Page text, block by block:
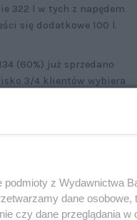
322 l w tych z napędem
się dodatkowe 100 l.
(60%) już sprzedano
3/4 klientów wybiera
parametry
z Wydawnictwa
dane osobowe,
czy dane przeglądania w